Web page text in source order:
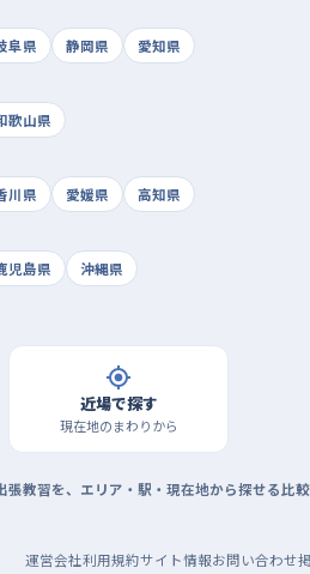
阜県 静岡県 愛知県
歌山県
川県 愛媛県 高知県
児島県 沖縄県
近場で探す
現在地のまわりから
教習を、エリア・駅・現在地から探せる
運営会社利用規約サイト情報お問い合わせ